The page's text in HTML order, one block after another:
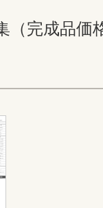
（完成品価